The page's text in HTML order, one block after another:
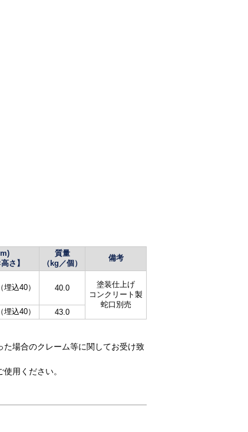
さ】
質量
（kg／個）
備考
込40） 40.0
塗装仕上げ
コンクリート製
蛇口別売
込40） 43.0
場合のクレーム等に関してお受け致
用ください。